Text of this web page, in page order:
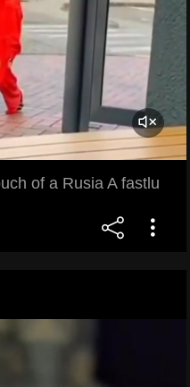
of a Rusia A fastlu